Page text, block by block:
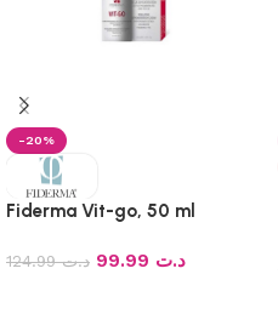
-20%
Fiderma Vit-go, 50 ml
د.ت124.99 د.ت